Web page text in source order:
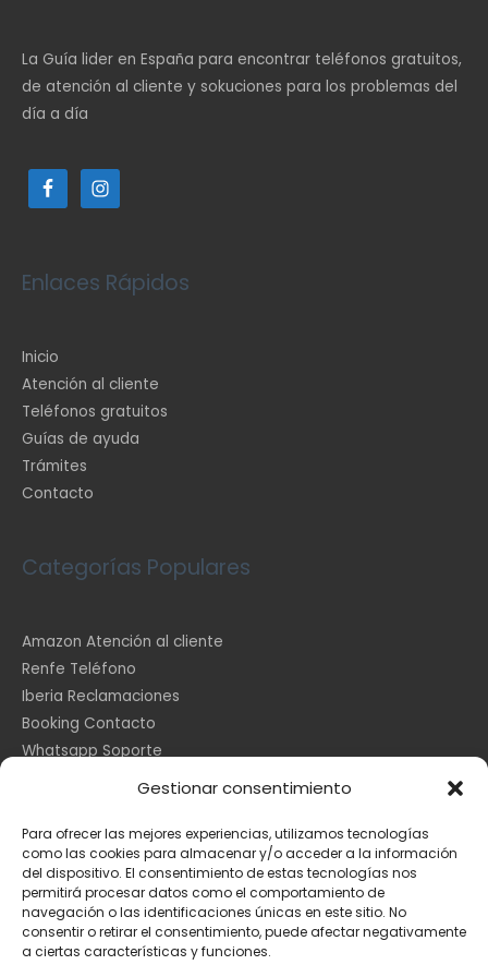
Gestionar consentimiento
Para ofrecer las mejores experiencias, utilizamos tecnologías
como las cookies para almacenar y/o acceder a la información
del dispositivo. El consentimiento de estas tecnologías nos
permitirá procesar datos como el comportamiento de
navegación o las identificaciones únicas en este sitio. No
consentir o retirar el consentimiento, puede afectar negativamente
a ciertas características y funciones.
La Guía lider en España para encontrar teléfonos gratuitos,
de atención al cliente y sokuciones para los problemas del
día a día
Enlaces Rápidos
Inicio
Atención al cliente
Teléfonos gratuitos
Guías de ayuda
Trámites
Contacto
Categorías Populares
Amazon Atención al cliente
Renfe Teléfono
Iberia Reclamaciones
Booking Contacto
Whatsapp Soporte
Información Legal
Aviso Legal